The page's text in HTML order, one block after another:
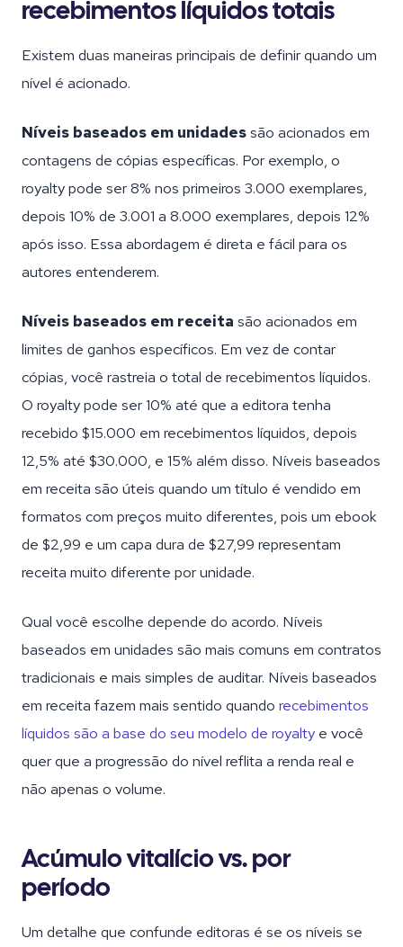
recebimentos líquidos totais
Existem duas maneiras principais de definir quando um
nível é acionado.
Níveis baseados em unidadessão acionados em
contagens de cópias específicas. Por exemplo, o
royalty pode ser 8% nos primeiros 3.000 exemplares,
depois 10% de 3.001 a 8.000 exemplares, depois 12%
após isso. Essa abordagem é direta e fácil para os
autores entenderem.
Níveis baseados em receita são acionados em
limites de ganhos específicos. Em vez de contar
cópias, você rastreia o total de recebimentos líquidos.
O royalty pode ser 10% até que a editora tenha
recebido $15.000 em recebimentos líquidos, depois
12,5% até $30.000, e 15% além disso. Níveis baseados
em receita são úteis quando um título é vendido em
formatos com preços muito diferentes, pois um ebook
de $2,99 e um capa dura de $27,99 representam
receita muito diferente por unidade.
Qual você escolhe depende do acordo. Níveis
baseados em unidades são mais comuns em contratos
tradicionais e mais simples de auditar. Níveis baseados
em receita fazem mais sentido quando recebimentos
líquidos são a base do seu modelo de royalty e você
quer que a progressão do nível reflita a renda real e
não apenas o volume.
Acúmulo vitalício vs. por
período
Um detalhe que confunde editoras é se os níveis se